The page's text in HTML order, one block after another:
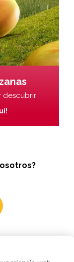
descubrir